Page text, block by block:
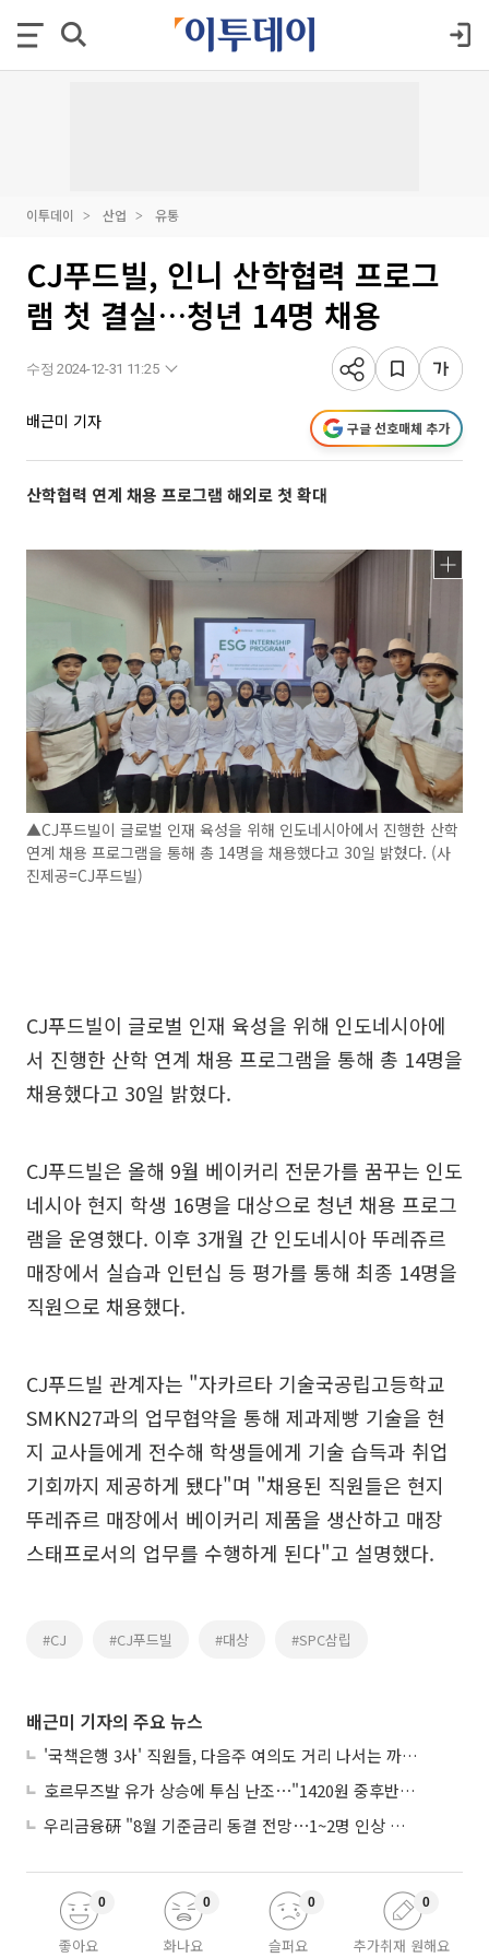
이투데이 산업 유통
CJ푸드빌, 인니 산학협력 프로그
램 첫 결실…청년 14명 채용
수정 2024-12-31 11:25
배근미 기자 구글 선호매체 추가
산학협력 연계 채용 프로그램 해외로 첫 확대
▲CJ푸드빌이 글로벌 인재 육성을 위해 인도네시아에서 진행한 산학
연계 채용 프로그램을 통해 총 14명을 채용했다고 30일 밝혔다. (사
진제공=CJ푸드빌)
CJ푸드빌이 글로벌 인재 육성을 위해 인도네시아에
서 진행한 산학 연계 채용 프로그램을 통해 총 14명을
채용했다고 30일 밝혔다.
CJ푸드빌은 올해 9월 베이커리 전문가를 꿈꾸는 인도
네시아 현지 학생 16명을 대상으로 청년 채용 프로그
램을 운영했다. 이후 3개월 간 인도네시아 뚜레쥬르
매장에서 실습과 인턴십 등 평가를 통해 최종 14명을
직원으로 채용했다.
CJ푸드빌 관계자는 "자카르타 기술국공립고등학교
SMKN27과의 업무협약을 통해 제과제빵 기술을 현
지 교사들에게 전수해 학생들에게 기술 습득과 취업
기회까지 제공하게 됐다"며 "채용된 직원들은 현지
뚜레쥬르 매장에서 베이커리 제품을 생산하고 매장
스태프로서의 업무를 수행하게 된다"고 설명했다.
#CJ #CJ푸드빌 #대상 #SPC삼립
배근미 기자의 주요 뉴스
'국책은행 3사' 직원들, 다음주 여의도 거리 나서는 까닭은
호르무즈발 유가 상승에 투심 난조⋯"1420원 중후반 등락"
우리금융硏 "8월 기준금리 동결 전망⋯1~2명 인상 소수의견 낼 것"
좋아요
0
화나요
0
슬퍼요
0
추가취재 원해요
0